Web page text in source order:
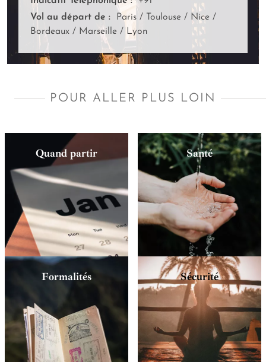
Vol au départ de :
Paris / Toulouse / Nice /
Bordeaux / Marseille / Lyon
POUR ALLER PLUS LOIN
Quand partir Santé
Formalités Sécurité